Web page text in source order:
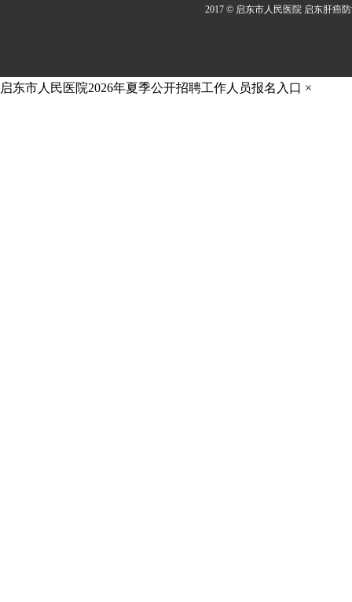
2017 © 启东市人民医院 启东肝癌
启东市人民医院2026年夏季公开招聘工作人员报名入口 ×